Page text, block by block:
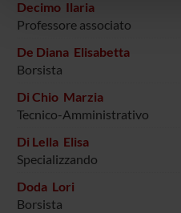
pubblicità e social media, i
raccolto dal tuo utilizzo dei
Decimo Ilaria
Professore associato
De Diana Elisabetta
Borsista
Di Chio Marzia
Tecnico-Amministrativo
Di Lella Elisa
Specializzando
Doda Lori
Borsista